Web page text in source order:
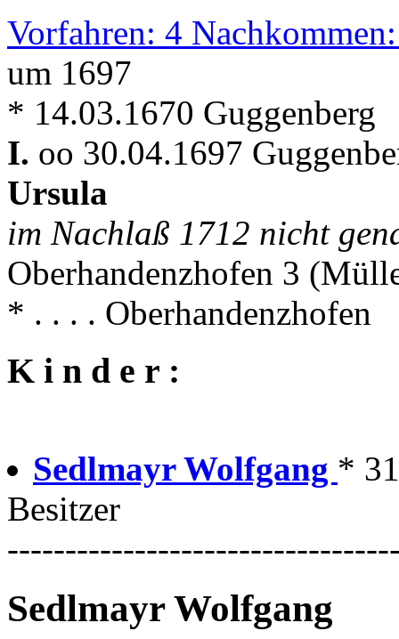
Vorfahren: 4
um 1697
* 14.03.1670 Guggenberg
I. oo 30.04.1697
Ursula
im Nachlaß 1712 nicht
Oberhandenzhofen 3
* . . . . Oberhandenzhofen
K i n d e r :
Sedlmayr Wolfgang *
Besitzer
Sedlmayr Wolfgang